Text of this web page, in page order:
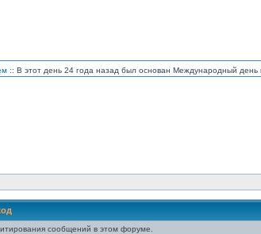
:: В этот день 24 года назад был основан Международный день
сообщений в этом форуме.